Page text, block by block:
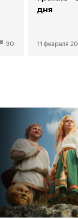
30
дня
11 февраля